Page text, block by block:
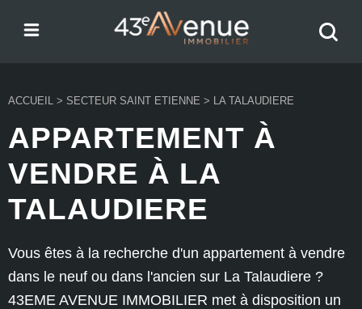
ACCUEIL > SECTEUR SAINT ETIENNE > LA TALAUDIERE
APPARTEMENT À
VENDRE À LA
TALAUDIERE
Vous êtes à la recherche d'un appartement à vendre
dans le neuf ou dans l'ancien sur La Talaudiere ?
43EME AVENUE IMMOBILIER met à disposition un